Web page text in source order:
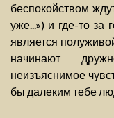
беспокойством
уже...») и где-то
является
начинают
неизъяснимое
бы далеким тебе